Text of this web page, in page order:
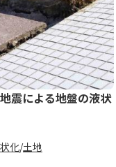
震による地盤の液状
化 土地